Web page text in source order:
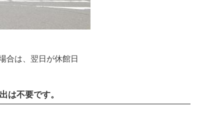
は、翌日が休館日
不要です。